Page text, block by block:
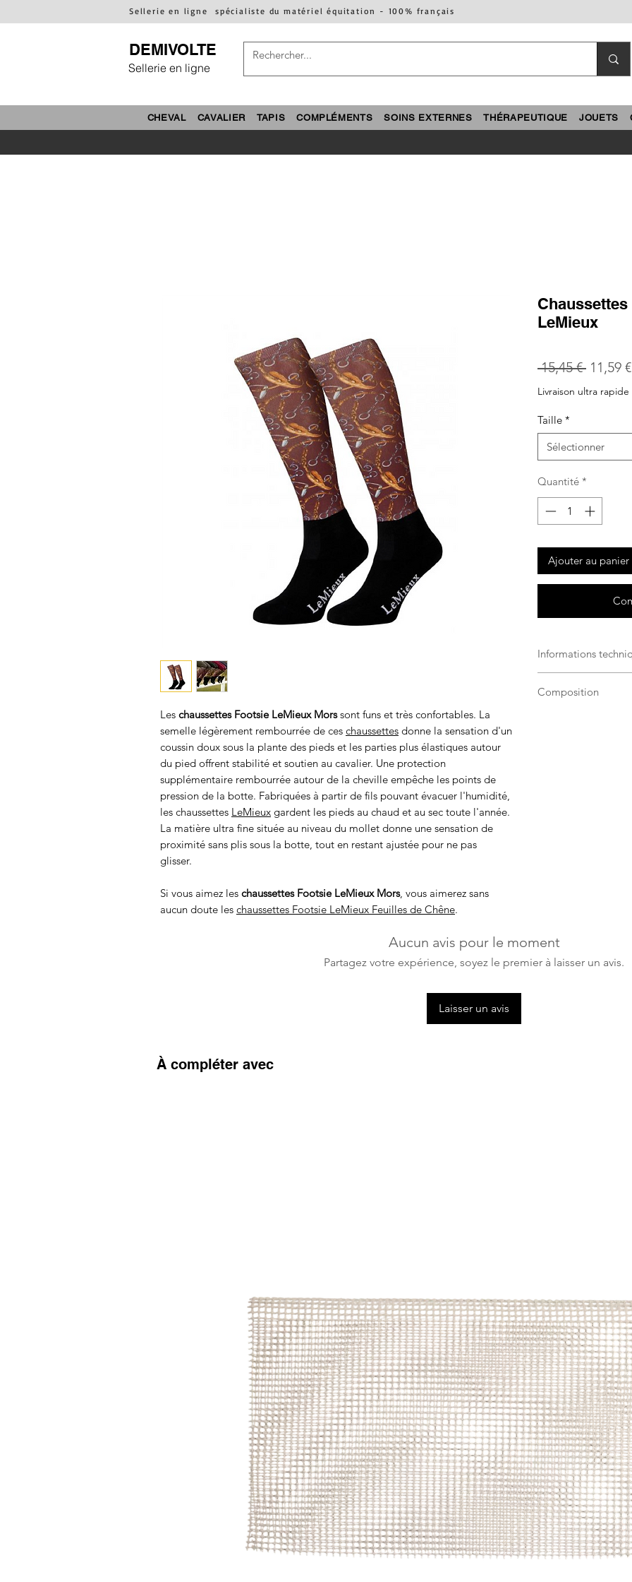
Sellerie en ligne spécialiste du matériel équitation - 100% français
DEMIVOLTE
Sellerie en ligne
CHEVAL CAVALIER TAPIS COMPLÉMENTS SOINS EXTERNES THÉRAPEUTIQUE JOUETS
Les chaussettes Footsie LeMieux Morssont funs et très confortables. La
semelle légèrement rembourrée de ces chaussettes donne la sensation d'un
coussin doux sous la plante des pieds et les parties plus élastiques autour
du pied offrent stabilité et soutien au cavalier. Une protection
supplémentaire rembourrée autour de la cheville empêche les points de
pression de la botte. Fabriquées à partir de fils pouvant évacuer l'humidité,
les chaussettes LeMieux gardent les pieds au chaud et au sec toute l'année.
La matière ultra fine située au niveau du mollet donne une sensation de
proximité sans plis sous la botte, tout en restant ajustée pour ne pas
glisser.
Si vous aimez les chaussettes Footsie LeMieux Mors, vous aimerez sans
aucun doute les chaussettes Footsie LeMieux Feuilles de Chêne.
LeMieux
15,45 € Prix
original
11,59 €
Livraison ultra rapide
Taille *
Sélectionner
Quantité *
Ajouter au panier
Informations
degrés.
Composition
Aucun avis pour le moment
Partagez votre expérience, soyez le premier à laisser un avis.
Laisser un avis
À compléter avec